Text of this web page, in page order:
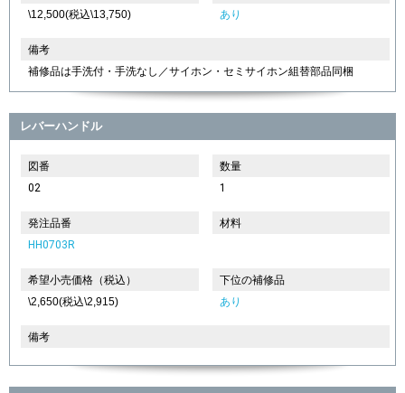
\12,500(税込\13,750)
あり
備考
補修品は手洗付・手洗なし／サイホン・セミサイホン組替部品同梱
レバーハンドル
図番
02
数量
1
発注品番
HH0703R
材料
希望小売価格（税込）
\2,650(税込\2,915)
下位の補修品
あり
備考